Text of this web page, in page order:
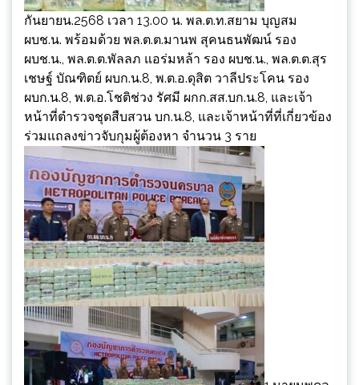
กันยายน.2568 เวลา 13.00 น. พล.ต.ท.สยาม บุญสม
ผบช.น. พร้อมด้วย พล.ต.ต.มานพ สุคนธนพัฒน์ รอง
ผบช.น., พล.ต.ต.พัลลภ แอร่มหล้า รอง ผบช.น., พล.ต.ต.สุร
เชษฐ์ บัณฑิตย์ ผบก.น.8, พ.ต.อ.ดุสิต วาลีประโคน รอง
ผบก.น.8, พ.ต.อ.โชติช่วง รัศมี ผกก.สส.บก.น.8, และเจ้า
หน้าที่ตำรวจชุดสืบสวน บก.น.8, และเจ้าหน้าที่ที่เกี่ยวข้อง
ร่วมแถลงข่าวจับกุมผู้ต้องหา จำนวน 3 ราย